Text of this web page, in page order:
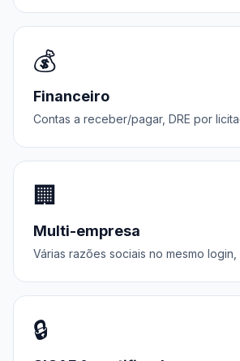
💰
Financeiro
Contas a receber/pagar, DRE por
🏢
Multi-empresa
Várias razões sociais no mesmo
🔒